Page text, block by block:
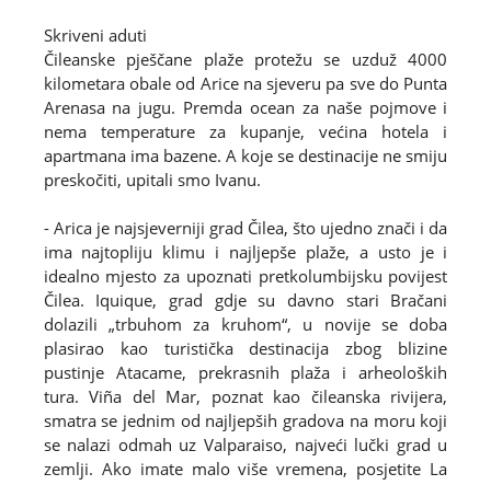
Skriveni aduti
Čileanske pješčane plaže protežu se uzduž 4000
kilometara obale od Arice na sjeveru pa sve do Punta
Arenasa na jugu. Premda ocean za naše pojmove i
nema temperature za kupanje, većina hotela i
apartmana ima bazene. A koje se destinacije ne smiju
preskočiti, upitali smo Ivanu.
- Arica je najsjeverniji grad Čilea, što ujedno znači i da
ima najtopliju klimu i najljepše plaže, a usto je i
idealno mjesto za upoznati pretkolumbijsku povijest
Čilea. Iquique, grad gdje su davno stari Bračani
dolazili „trbuhom za kruhom“, u novije se doba
plasirao kao turistička destinacija zbog blizine
pustinje Atacame, prekrasnih plaža i arheoloških
tura. Viña del Mar, poznat kao čileanska rivijera,
smatra se jednim od najljepših gradova na moru koji
se nalazi odmah uz Valparaiso, najveći lučki grad u
zemlji. Ako imate malo više vremena, posjetite La